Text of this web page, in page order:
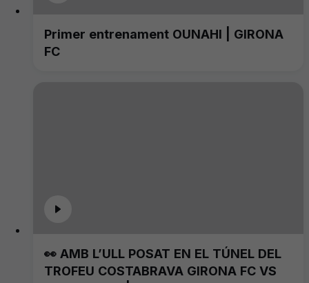
Primer entrenament OUNAHI | GIRONA
FC
👀 AMB L’ULL POSAT EN EL TÚNEL DEL
TROFEU COSTABRAVA GIRONA FC VS